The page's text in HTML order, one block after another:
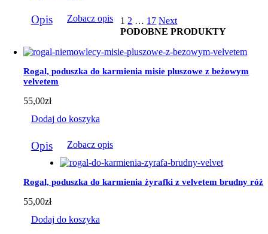
do
184,00zł
produkt
wariantów.
można
wybrać
na
stronie
produktu
Opis Zobacz opis 1 2 … 17 Next
PODOBNE PRODUKTY
Rogal, poduszka do karmienia misie pluszowe z beżowym
velvetem
55,00zł
Dodaj do koszyka
Opis Zobacz opis
Rogal, poduszka do karmienia żyrafki z velvetem brudny róż
55,00zł
Dodaj do koszyka